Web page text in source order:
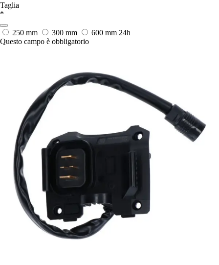
Taglia
*
250 mm 300 mm 600 mm 24h
Questo campo è obbligatorio